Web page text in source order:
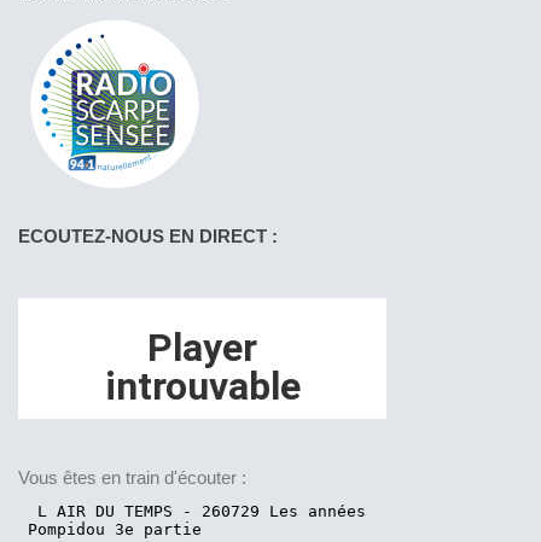
ECOUTEZ-NOUS EN DIRECT :
Vous êtes en train d'écouter :